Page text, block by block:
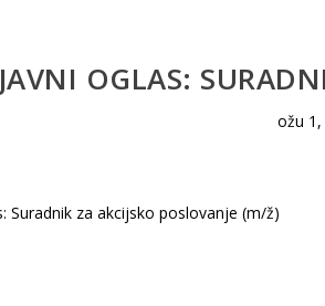
JAVNI OGLAS:
ožu